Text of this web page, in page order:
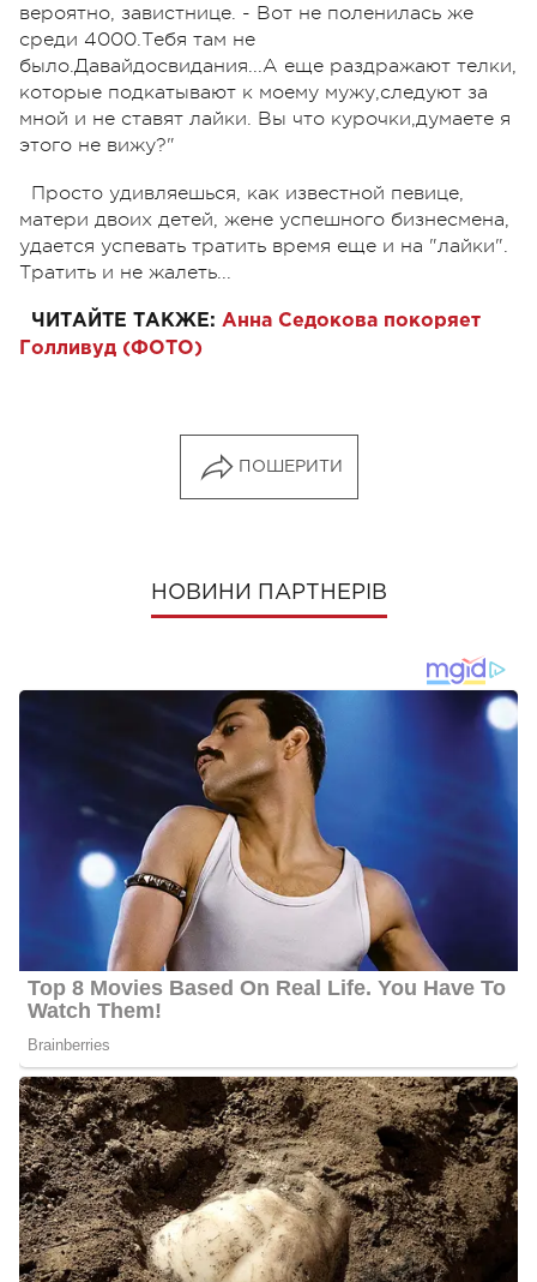
вероятно, завистнице. - Вот не поленилась же
среди 4000.Тебя там не
было.Давайдосвидания...А еще раздражают телки,
которые подкатывают к моему мужу,следуют за
мной и не ставят лайки. Вы что курочки,думаете я
этого не вижу?"
Просто удивляешься, как известной певице,
матери двоих детей, жене успешного бизнесмена,
удается успевать тратить время еще и на "лайки".
Тратить и не жалеть...
ЧИТАЙТЕ ТАКЖЕ: Анна Седокова покоряет
Голливуд (ФОТО)
ПОШЕРИТИ
НОВИНИ ПАРТНЕРІВ